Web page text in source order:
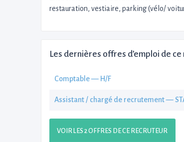
restauration, vestiaire, parking (vélo/
Les dernières offres d’emploi de
Comptable — H/F
Assistant / chargé de recrutement —
VOIR LES 2 OFFRES DE CE RECRUTEUR